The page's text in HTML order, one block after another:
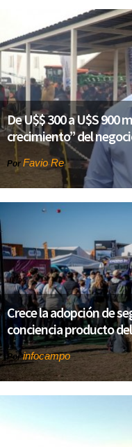
De U$$ 300 a U$S 900
crecimiento” del
Por Favio Re
Crece la adopción de
conciencia producto
Porinfocampo